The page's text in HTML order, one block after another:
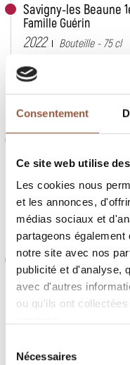
Consentement
Ce site web utilise
Les cookies nous
et les annonces,
médias sociaux et
partageons
notre site avec nos
publicité et d'analyse,
avec d'autres
ou qu'ils ont
Nécessaires
Savigny-les Beaune
Famille Guérin
2022 Bouteille - 75 cl
2023
Dispo Qté
Santenay Le Chainey
2023 Bouteille - 75 cl
Dispo Qté